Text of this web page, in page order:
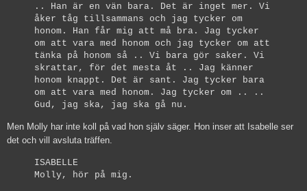
.. Han är en vän bara. Det är inget mer. Vi
åker tåg tillsammans och jag tycker om
honom. Han får mig att må bra. Jag tycker
om att vara med honom och jag tycker om att
tänka på honom så .. Vi bara gör saker. Vi
skrattar, för det mesta åt .. Jag känner
honom knappt. Det är sant. Jag tycker bara
om att vara med honom. Jag tycker om .. ..
Gud, jag ska, jag ska gå nu.
Men Molly har inte koll på vad hon själv säger. Hon inser att Isabelle ser
det och vill avsluta träffen.
ISABELLE
Molly, hör på mig.